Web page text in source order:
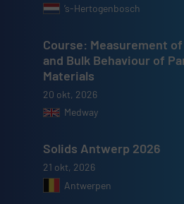
’s-Hertogenbosch
Course: Measurement
and Bulk Behaviour of
Materials
20 okt, 2026
Medway
Solids Antwerp 2026
21 okt, 2026
Antwerpen